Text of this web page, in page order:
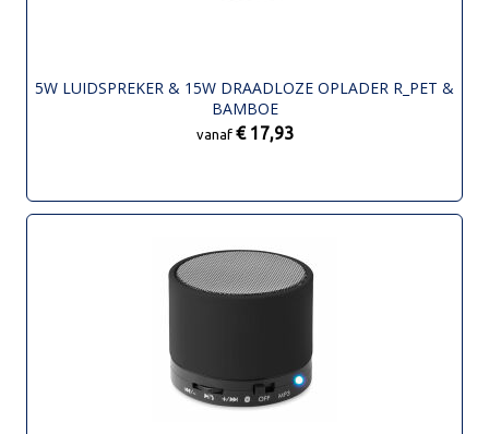
5W LUIDSPREKER & 15W DRAADLOZE OPLADER R_PET &
BAMBOE
vanaf € 17,93